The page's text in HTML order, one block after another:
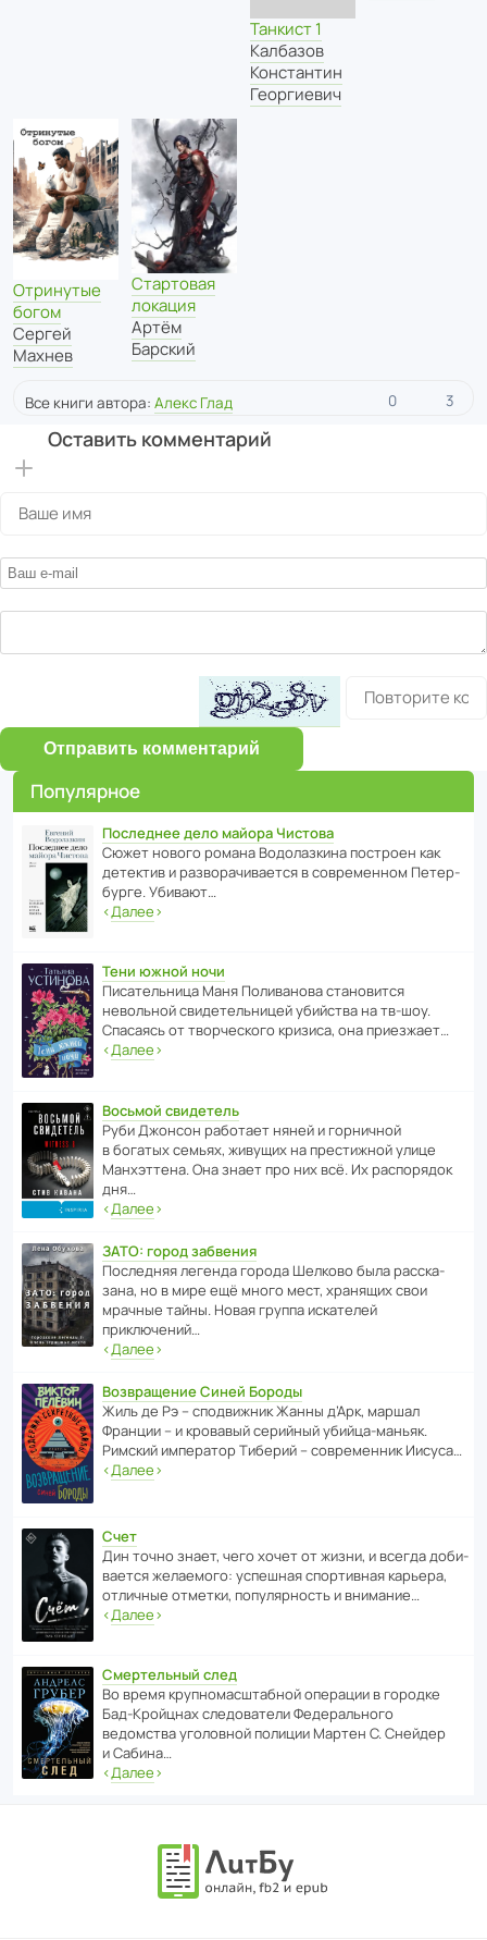
Танкист 1
Калбазов
Константин
Георгиевич
Отринутые
богом
Сергей
Махнев
Стартовая
локация
Артём
Барский
Все книги автора: Алекс Глад 0 3
Оставить комментарий
Отправить комментарий
Популярное
Последнее дело майора Чистова
Сюжет нового романа Водо­ла­з­кина пост­роен как
дете­ктив и разво­ра­чи­ва­ется в совре­менном Пете­р­
бурге. Убивают…
‹Далее›
Тени южной ночи
Писа­тель­ница Маня Поли­ва­нова стано­вится
невольной свиде­тель­ницей убийства на тв-шоу.
Спасаясь от твор­че­с­кого кризиса, она приезжает…
‹Далее›
Восьмой свидетель
Руби Джонсон рабо­тает няней и горни­чной
в богатых семьях, живущих на прес­ти­жной улице
Манх­эт­тена. Она знает про них всё. Их распо­рядок
дня…
‹Далее›
ЗАТО: город забвения
После­дняя легенда города Шелково была расска­
зана, но в мире ещё много мест, хранящих свои
мрачные тайны. Новая группа иска­телей
приключений…
‹Далее›
Возвращение Синей Бороды
Жиль де Рэ – спод­ви­жник Жанны д’Арк, маршал
Франции – и кровавый серийный убийца-маньяк.
Римский импе­ратор Тиберий – совре­менник Иисуса…
‹Далее›
Счет
Дин точно знает, чего хочет от жизни, и всегда доби­
ва­ется жела­е­мого: успе­шная спор­ти­вная карьера,
отли­чные отметки, попу­ля­р­ность и внимание…
‹Далее›
Смертельный след
Во время круп­но­мас­ш­та­бной операции в городке
Бад‑Крой­цнах следо­ва­тели Феде­раль­ного
ведомства уголо­вной полиции Мартен С. Снейдер
и Сабина…
‹Далее›